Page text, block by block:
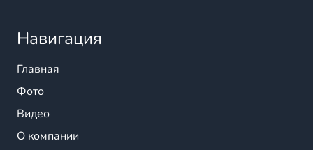
Навигация
Главная
Фото
Видео
О компании